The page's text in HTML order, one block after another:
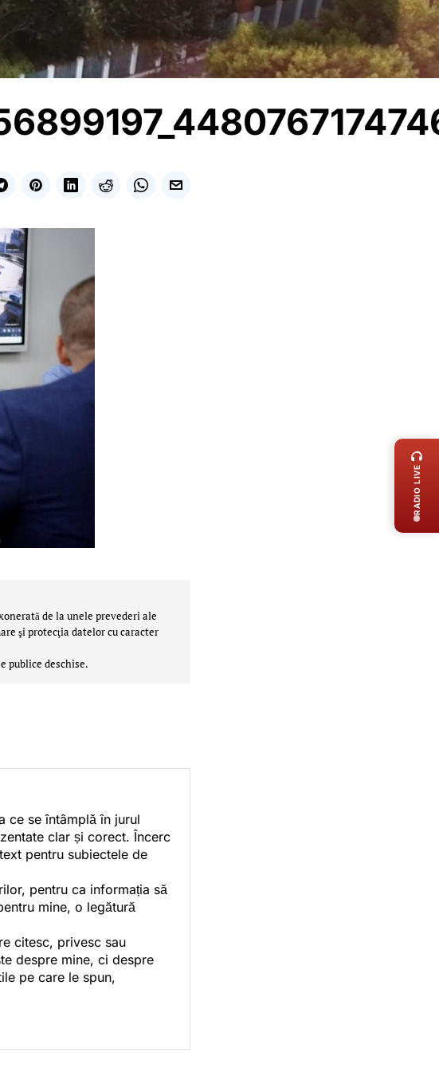
de la unele prevederi ale
şi protecţia datelor cu caracter
publice deschise.
ce se întâmplă în jurul
clar și corect. Încerc
pentru subiectele de
pentru ca informația să
mine, o legătură
citesc, privesc sau
despre mine, ci despre
pe care le spun,
RADIO LIVE